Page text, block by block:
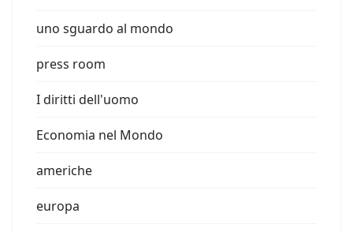
uno sguardo al mondo
press room
I diritti dell'uomo
Economia nel Mondo
americhe
europa